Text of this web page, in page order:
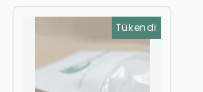
Tükendi